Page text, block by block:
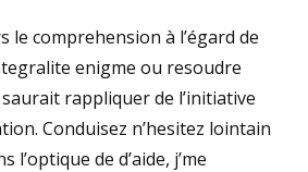
le comprehension à l’égard de
enigme ou resoudre
rappliquer de l’initiative
Conduisez n’hesitez lointain
l’optique de d’aide, j’me